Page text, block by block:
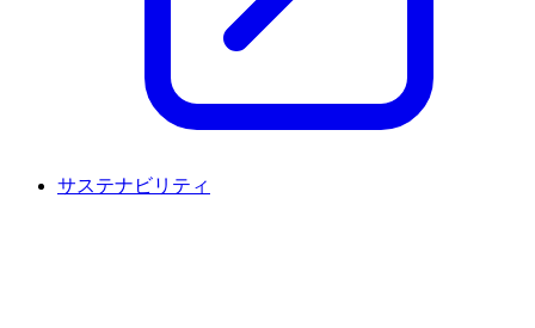
サステナビリティ